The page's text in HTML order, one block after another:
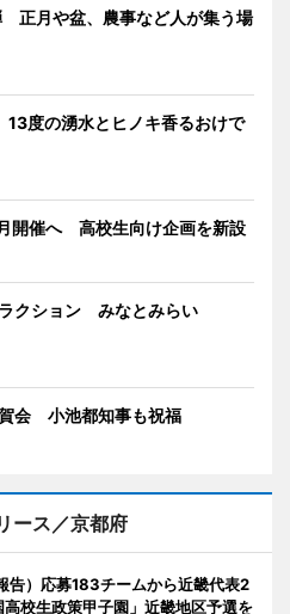
正月や盆、農事など人が集う場
度の湧水とヒノキ香るおけで
開催へ 高校生向け企画を新設
クション みなとみらい
会 小池都知事も祝福
ース／京都府
告）応募183チームから近畿代表2
校生政策甲子園」近畿地区予選を